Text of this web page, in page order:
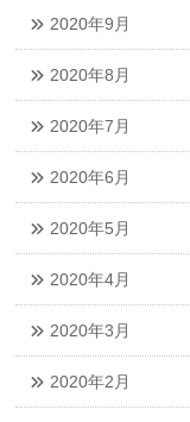
2020年9月
2020年8月
2020年7月
2020年6月
2020年5月
2020年4月
2020年3月
2020年2月